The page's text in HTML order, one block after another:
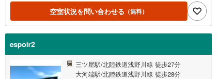
空室状況を問い合わせる （無料）
espoir2
三ツ屋駅/北陸鉄道浅野川線 徒歩27分
大河端駅/北陸鉄道浅野川線 徒歩28分